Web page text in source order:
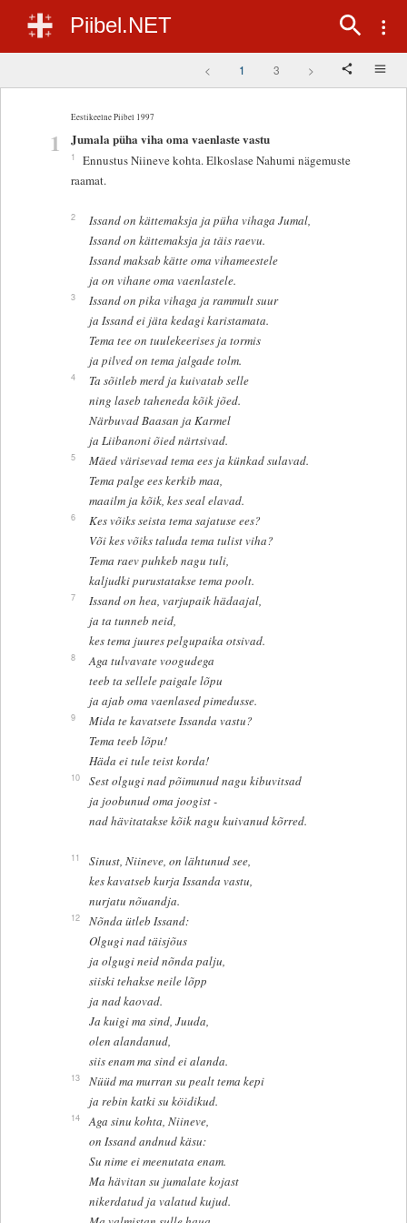
Piibel.NET
< 1 3 >
Eestikeelne Piibel 1997
1 Jumala püha viha oma vaenlaste vastu
1
Ennustus Niineve kohta. Elkoslase Nahumi nägemuste
raamat.
2
Issand on kättemaksja ja püha vihaga Jumal,
Issand on kättemaksja ja täis raevu.
Issand maksab kätte oma vihameestele
ja on vihane oma vaenlastele.
3
Issand on pika vihaga ja rammult suur
ja Issand ei jäta kedagi karistamata.
Tema tee on tuulekeerises ja tormis
ja pilved on tema jalgade tolm.
4
Ta sõitleb merd ja kuivatab selle
ning laseb taheneda kõik jõed.
Närbuvad Baasan ja Karmel
ja Liibanoni õied närtsivad.
5
Mäed värisevad tema ees ja künkad sulavad.
Tema palge ees kerkib maa,
maailm ja kõik, kes seal elavad.
6
Kes võiks seista tema sajatuse ees?
Või kes võiks taluda tema tulist viha?
Tema raev puhkeb nagu tuli,
kaljudki purustatakse tema poolt.
7
Issand on hea, varjupaik hädaajal,
ja ta tunneb neid,
kes tema juures pelgupaika otsivad.
8
Aga tulvavate voogudega
teeb ta sellele paigale lõpu
ja ajab oma vaenlased pimedusse.
9
Mida te kavatsete Issanda vastu?
Tema teeb lõpu!
Häda ei tule teist korda!
10
Sest olgugi nad põimunud nagu kibuvitsad
ja joobunud oma joogist -
nad hävitatakse kõik nagu kuivanud kõrred.
11
Sinust, Niineve, on lähtunud see,
kes kavatseb kurja Issanda vastu,
nurjatu nõuandja.
12
Nõnda ütleb Issand:
Olgugi nad täisjõus
ja olgugi neid nõnda palju,
siiski tehakse neile lõpp
ja nad kaovad.
Ja kuigi ma sind, Juuda,
olen alandanud,
siis enam ma sind ei alanda.
13
Nüüd ma murran su pealt tema kepi
ja rebin katki su köidikud.
14
Aga sinu kohta, Niineve,
on Issand andnud käsu:
Su nime ei meenutata enam.
Ma hävitan su jumalate kojast
nikerdatud ja valatud kujud.